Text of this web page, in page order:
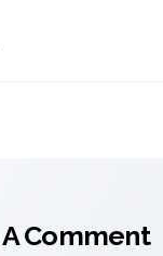
Comment